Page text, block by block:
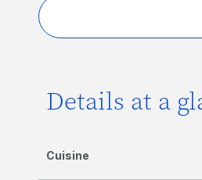
Details at a
Cuisine